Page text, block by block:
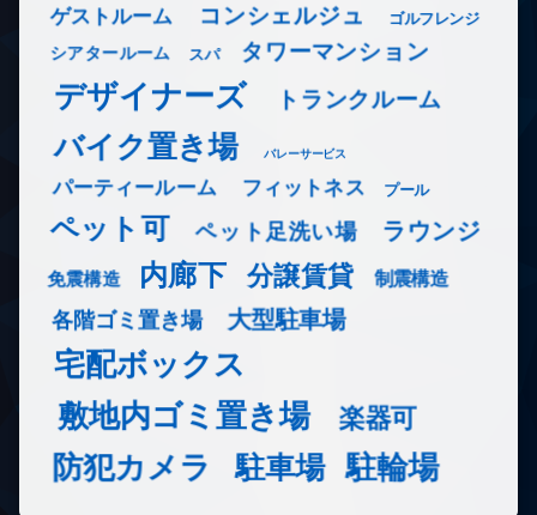
ゲストルーム コンシェルジュ ゴルフレンジ
シアタールーム スパ タワーマンション
デザイナーズ トランクルーム
バイク置き場 バレーサービス
パーティールーム フィットネス プール
ペット可 ペット足洗い場 ラウンジ
免震構造 内廊下 分譲賃貸 制震構造
各階ゴミ置き場 大型駐車場
宅配ボックス
敷地内ゴミ置き場
楽器可
防犯カメラ 駐車場 駐輪場